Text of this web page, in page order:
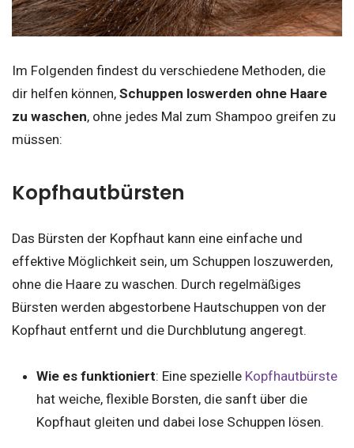
Im Folgenden findest du verschiedene Methoden, die
dir helfen können, Schuppen loswerden ohne Haare
zu waschen, ohne jedes Mal zum Shampoo greifen zu
müssen:
Kopfhautbürsten
Das Bürsten der Kopfhaut kann eine einfache und
effektive Möglichkeit sein, um Schuppen loszuwerden,
ohne die Haare zu waschen. Durch regelmäßiges
Bürsten werden abgestorbene Hautschuppen von der
Kopfhaut entfernt und die Durchblutung angeregt.
Wie es funktioniert: Eine spezielle Kopfhautbürste
hat weiche, flexible Borsten, die sanft über die
Kopfhaut gleiten und dabei lose Schuppen lösen.